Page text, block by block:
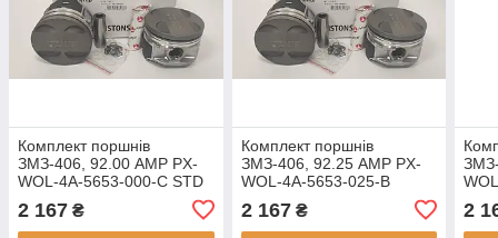
Комплект поршнів
ЗМЗ-406, 92.00 AMP PX-
WOL-4A-5653-000-C STD
2 167 ₴
Комплект поршнів
ЗМЗ-406, 92.25 AMP PX-
WOL-4A-5653-025-B
Ремонт 1 (+0,25) Група B
2 167₴ 2